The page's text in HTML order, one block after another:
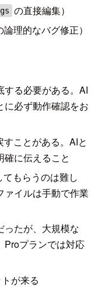
の直接編集）
理的なバグ修正）
する必要がある。AI
に必ず動作確認をお
ことがある。AIと
に伝えること
もらうのは難し
ァイルは手動で作業
ったが、大規模な
Proプランでは対応
が来る